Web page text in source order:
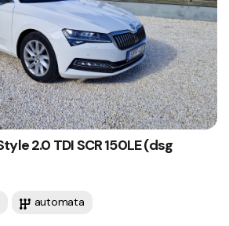
2.0 TDI SCR 150LE (dsg
automata